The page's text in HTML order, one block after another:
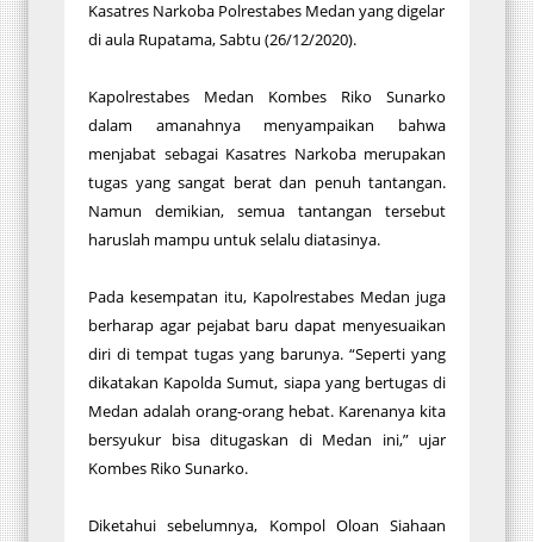
Kasatres Narkoba Polrestabes Medan yang digelar
di aula Rupatama, Sabtu (26/12/2020).
Kapolrestabes Medan Kombes Riko Sunarko
dalam amanahnya menyampaikan bahwa
menjabat sebagai Kasatres Narkoba merupakan
tugas yang sangat berat dan penuh tantangan.
Namun demikian, semua tantangan tersebut
haruslah mampu untuk selalu diatasinya.
Pada kesempatan itu, Kapolrestabes Medan juga
berharap agar pejabat baru dapat menyesuaikan
diri di tempat tugas yang barunya. “Seperti yang
dikatakan Kapolda Sumut, siapa yang bertugas di
Medan adalah orang-orang hebat. Karenanya kita
bersyukur bisa ditugaskan di Medan ini,” ujar
Kombes Riko Sunarko.
Diketahui sebelumnya, Kompol Oloan Siahaan